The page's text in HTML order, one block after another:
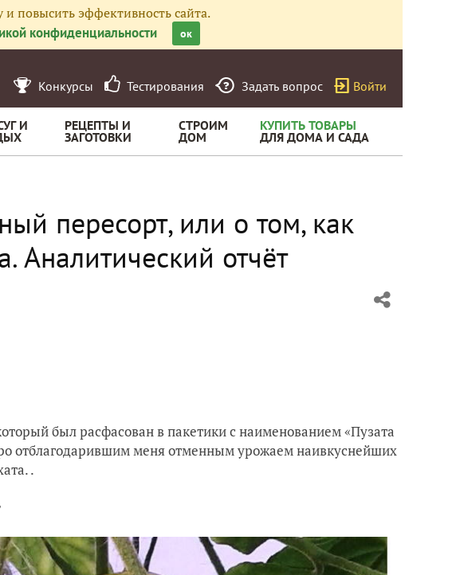
повысить эффективность сайта.
конфиденциальности ок
Конкурсы Тестирования Задать вопрос Войти
И РЕЦЕПТЫ И
ЗАГОТОВКИ
СТРОИМ
ДОМ
КУПИТЬ ТОВАРЫ
ДЛЯ ДОМА И САДА
пересорт, или о том, как
Аналитический отчёт
был расфасован в пакетики с наименованием «Пузата
отблагодарившим меня отменным урожаем наивкуснейших
.